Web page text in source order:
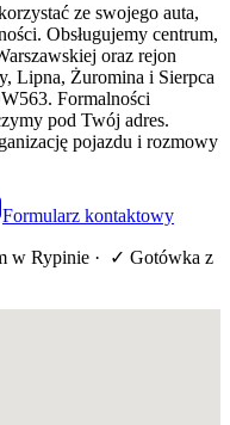
ze swojego auta,
Obsługujemy centrum,
oraz rejon
Lipna, Żuromina i Sierpca
Formalności
pod Twój adres.
pojazdu i rozmowy
Formularz kontaktowy
w Rypinie · ✓ Gotówka z